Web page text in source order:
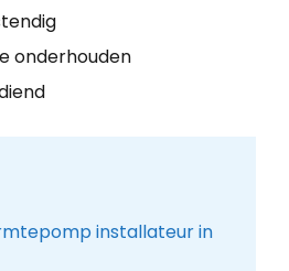
onderhouden
installateur in